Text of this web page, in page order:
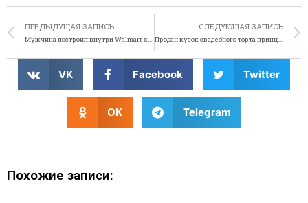
ПРЕДЫДУЩАЯ ЗАПИСЬ
Мужчина построил внутри Walmart химическое оружие
СЛЕДУЮЩАЯ ЗАПИСЬ
Продан кусок свадебного торта принцессы Дианы
VK Facebook Twitter
OK Telegram
Похожие записи: